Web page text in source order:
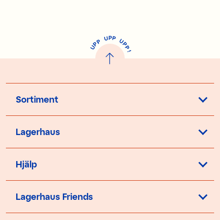
U
P
P UPP UP
P
!
Sortiment
Lagerhaus
Hjälp
Lagerhaus Friends